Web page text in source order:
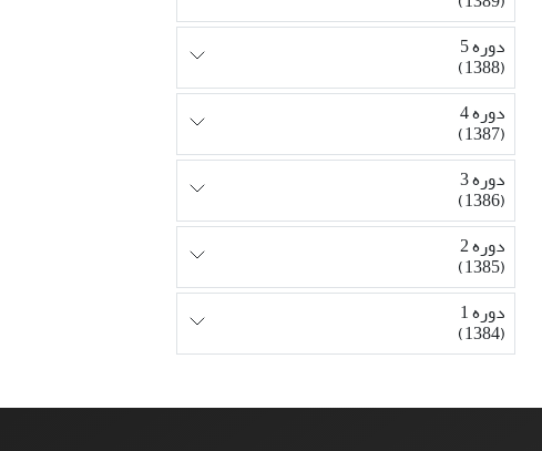
دوره 5
(1388)
دوره 4
(1387)
دوره 3
(1386)
دوره 2
(1385)
دوره 1
(1384)